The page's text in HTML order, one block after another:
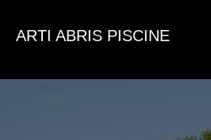
ARTI ABRIS PISCINE